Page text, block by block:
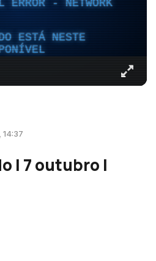
ERROR - NETWORK
ESTÁ NESTE
14:37
| 7 outubro |